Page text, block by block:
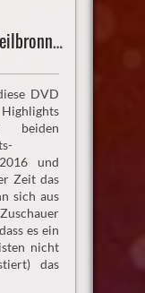
Gesundheitsmeeting in Heilbronn (DVD erhältlich)
DVD
beiden
und
Zeit das
sich aus
es ein
nicht
das